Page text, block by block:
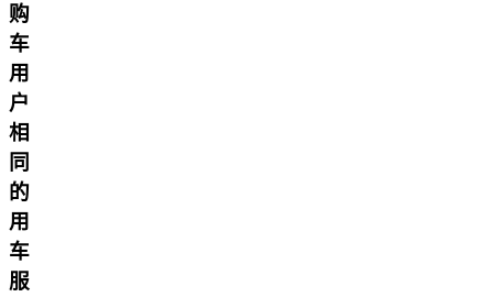
购
车
用
户
相
同
的
用
车
服